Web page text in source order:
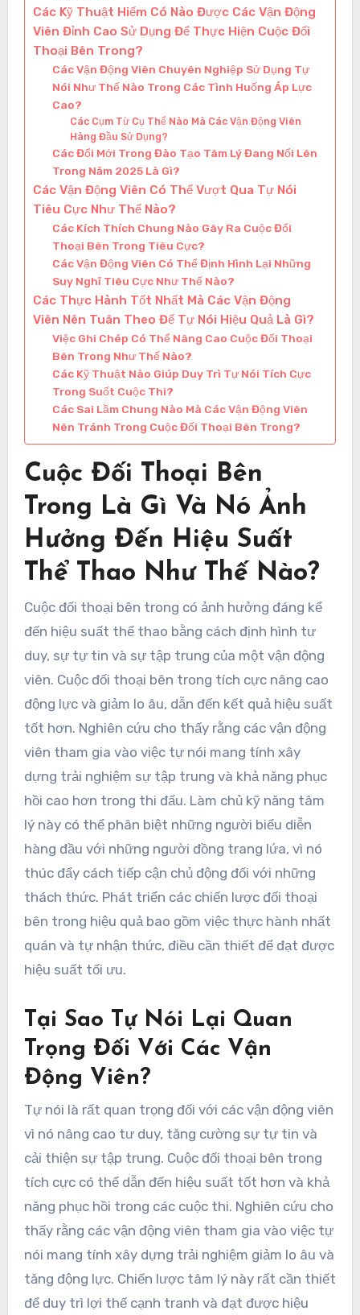
Các Kỹ Thuật Hiếm Có Nào Được Các Vận Động
Viên Đỉnh Cao Sử Dụng Để Thực Hiện Cuộc Đối
Thoại Bên Trong?
Các Vận Động Viên Chuyên Nghiệp Sử Dụng Tự
Nói Như Thế Nào Trong Các Tình Huống Áp Lực
Cao?
Các Cụm Từ Cụ Thể Nào Mà Các Vận Động Viên
Hàng Đầu Sử Dụng?
Các Đổi Mới Trong Đào Tạo Tâm Lý Đang Nổi Lên
Trong Năm 2025 Là Gì?
Các Vận Động Viên Có Thể Vượt Qua Tự Nói
Tiêu Cực Như Thế Nào?
Các Kích Thích Chung Nào Gây Ra Cuộc Đối
Thoại Bên Trong Tiêu Cực?
Các Vận Động Viên Có Thể Định Hình Lại Những
Suy Nghĩ Tiêu Cực Như Thế Nào?
Các Thực Hành Tốt Nhất Mà Các Vận Động
Viên Nên Tuân Theo Để Tự Nói Hiệu Quả Là Gì?
Việc Ghi Chép Có Thể Nâng Cao Cuộc Đối Thoại
Bên Trong Như Thế Nào?
Các Kỹ Thuật Nào Giúp Duy Trì Tự Nói Tích Cực
Trong Suốt Cuộc Thi?
Các Sai Lầm Chung Nào Mà Các Vận Động Viên
Nên Tránh Trong Cuộc Đối Thoại Bên Trong?
Cuộc Đối Thoại Bên
Trong Là Gì Và Nó Ảnh
Hưởng Đến Hiệu Suất
Thể Thao Như Thế Nào?
Cuộc đối thoại bên trong có ảnh hưởng đáng kể
đến hiệu suất thể thao bằng cách định hình tư
duy, sự tự tin và sự tập trung của một vận động
viên. Cuộc đối thoại bên trong tích cực nâng cao
động lực và giảm lo âu, dẫn đến kết quả hiệu suất
tốt hơn. Nghiên cứu cho thấy rằng các vận động
viên tham gia vào việc tự nói mang tính xây
dựng trải nghiệm sự tập trung và khả năng phục
hồi cao hơn trong thi đấu. Làm chủ kỹ năng tâm
lý này có thể phân biệt những người biểu diễn
hàng đầu với những người đồng trang lứa, vì nó
thúc đẩy cách tiếp cận chủ động đối với những
thách thức. Phát triển các chiến lược đối thoại
bên trong hiệu quả bao gồm việc thực hành nhất
quán và tự nhận thức, điều cần thiết để đạt được
hiệu suất tối ưu.
Tại Sao Tự Nói Lại Quan
Trọng Đối Với Các Vận
Động Viên?
Tự nói là rất quan trọng đối với các vận động viên
vì nó nâng cao tư duy, tăng cường sự tự tin và
cải thiện sự tập trung. Cuộc đối thoại bên trong
tích cực có thể dẫn đến hiệu suất tốt hơn và khả
năng phục hồi trong các cuộc thi. Nghiên cứu cho
thấy rằng các vận động viên tham gia vào việc tự
nói mang tính xây dựng trải nghiệm giảm lo âu và
tăng động lực. Chiến lược tâm lý này rất cần thiết
để duy trì lợi thế cạnh tranh và đạt được hiệu